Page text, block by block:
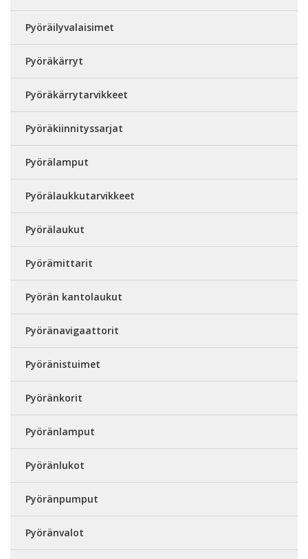
Pyöräilyvalaisimet
Pyöräkärryt
Pyöräkärrytarvikkeet
Pyöräkiinnityssarjat
Pyörälamput
Pyörälaukkutarvikkeet
Pyörälaukut
Pyörämittarit
Pyörän kantolaukut
Pyöränavigaattorit
Pyöränistuimet
Pyöränkorit
Pyöränlamput
Pyöränlukot
Pyöränpumput
Pyöränvalot